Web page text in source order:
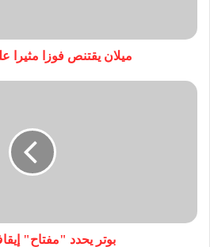
ميلان يقتنص فوزا مثيرا
بوتر يحدد "مفتاح"